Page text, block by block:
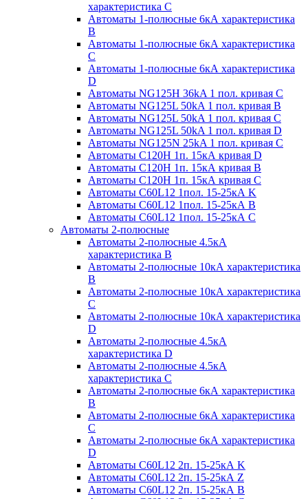
характеристика С
Автоматы 1-полюсные 6кА характеристика
B
Автоматы 1-полюсные 6кА характеристика
C
Автоматы 1-полюсные 6кА характеристика
D
Автоматы NG125H 36kA 1 пол. кривая C
Автоматы NG125L 50kA 1 пол. кривая B
Автоматы NG125L 50kA 1 пол. кривая C
Автоматы NG125L 50kA 1 пол. кривая D
Автоматы NG125N 25kA 1 пол. кривая C
Автоматы С120H 1п. 15кА кривая D
Автоматы С120H 1п. 15кА кривая В
Автоматы С120H 1п. 15кА кривая С
Автоматы С60L12 1пол. 15-25кА K
Автоматы С60L12 1пол. 15-25кА В
Автоматы С60L12 1пол. 15-25кА С
Автоматы 2-полюсные
Автоматы 2-полюсные 4.5кА
характеристика В
Автоматы 2-полюсные 10кА характеристика
B
Автоматы 2-полюсные 10кА характеристика
C
Автоматы 2-полюсные 10кА характеристика
D
Автоматы 2-полюсные 4.5кА
характеристика D
Автоматы 2-полюсные 4.5кА
характеристика С
Автоматы 2-полюсные 6кА характеристика
B
Автоматы 2-полюсные 6кА характеристика
C
Автоматы 2-полюсные 6кА характеристика
D
Автоматы C60L12 2п. 15-25кА K
Автоматы C60L12 2п. 15-25кА Z
Автоматы C60L12 2п. 15-25кА B